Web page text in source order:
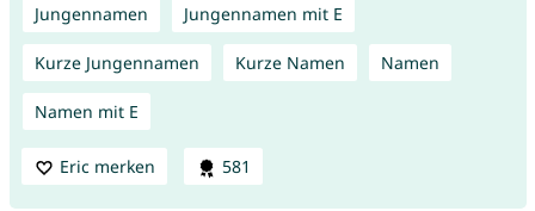
Jungennamen Jungennamen mit E
Kurze Jungennamen Kurze Namen Namen
Namen mit E
Eric merken 581